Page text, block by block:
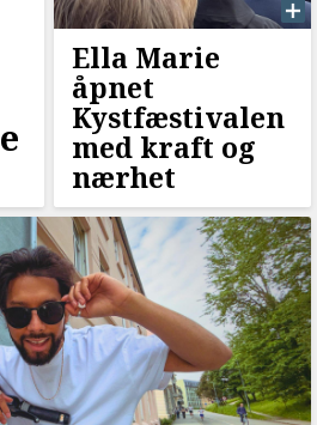
Ella Marie
åpnet
Kystfæstivalen
med kraft og
nærhet